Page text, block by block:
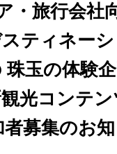
・旅行会社
ティネー
珠玉の体験
光コンテ
者募集のお